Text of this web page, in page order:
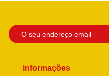
informações